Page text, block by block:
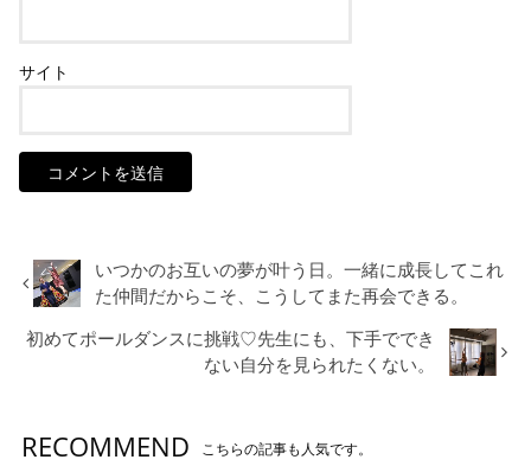
サイト
いつかのお互いの夢が叶う日。一緒に成長してこれ
た仲間だからこそ、こうしてまた再会できる。
初めてポールダンスに挑戦♡先生にも、下手ででき
ない自分を見られたくない。
RECOMMEND こちらの記事も人気です。